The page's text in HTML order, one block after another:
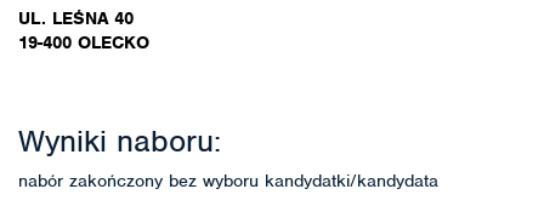
UL. LEŚNA 40
19-400 OLECKO
Wyniki naboru:
nabór zakończony bez wyboru kandydatki/kandydata